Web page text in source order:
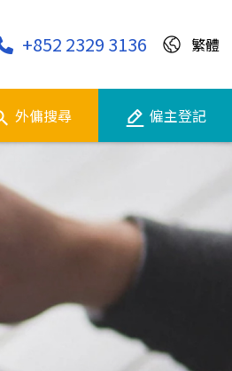
+852 2329 3136 繁體
外傭搜尋 僱主登記